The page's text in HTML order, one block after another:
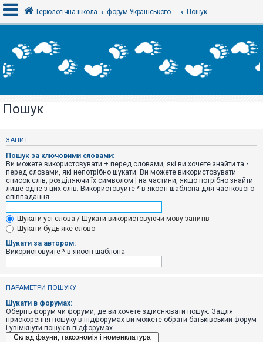
х
і
Р
с
р
а
ц
і
я
Т
е
м
и
б
і
п
о
в
і
д
Теріологічна школа форум Українського теріологічного товариства Пошук
Пошук
ЗАПИТ
Пошук за ключовими словами:
Ви можете використовувати + перед словами, які ви хочете знайти та -
перед словами, які непотрібно шукати. Ви можете використовувати
список слів, розділяючи їх символом | на частини, якщо потрібно знайти
лише одне з цих слів. Використовуйте * в якості шаблона для часткового
співпадання.
Шукати усі слова / Шукати використовуючи мову запитів
Шукати будь-яке слово
Шукати за автором:
Використовуйте * в якості шаблона
ПАРАМЕТРИ ПОШУКУ
Шукати в форумах:
Оберіть форум чи форуми, де ви хочете здійснювати пошук. Задля
прискорення пошуку в підфорумах ви можете обрати батьківський форум
і увімкнути пошук в підфорумах.